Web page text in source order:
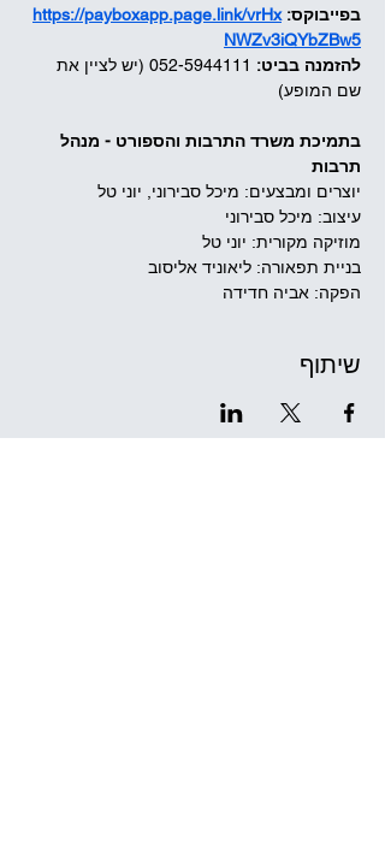
בפייבוקס: https://payboxapp.page.link/vrHx
NWZv3iQYbZBw5
להזמנה בביט:
052-5944111 (יש לציין את
שם המופע)
בתמיכת משרד התרבות והספורט - מנהל
תרבות
יוצרים ומבצעים: מיכל סבירוני, יוני טל
עיצוב: מיכל סבירוני
מוזיקה מקורית: יוני טל
בניית תפאורה: ליאוניד אליסוב
הפקה: אביה חדידה
שיתוף